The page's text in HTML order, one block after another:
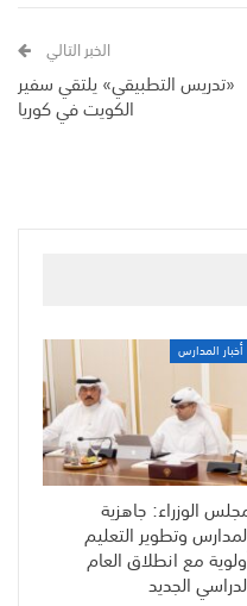
الخبر التالي
«تدريس التطبيقي» يلتقي سفير
الكويت في كوريا
أخبار المدارس
الوزراء: جاهزية
وتطوير التعليم
مع انطلاق العام
الجديد